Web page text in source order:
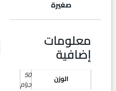
صغيرة
معلومات
إضافية
الوزن 50
جرام